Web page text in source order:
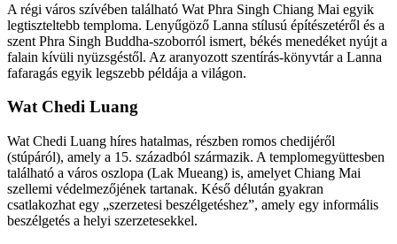
A régi város szívében található Wat Phra Singh Chiang Mai egyik
legtiszteltebb temploma. Lenyűgöző Lanna stílusú építészetéről és a
szent Phra Singh Buddha-szoborról ismert, békés menedéket nyújt a
falain kívüli nyüzsgéstől. Az aranyozott szentírás-könyvtár a Lanna
fafaragás egyik legszebb példája a világon.
Wat Chedi Luang
Wat Chedi Luang híres hatalmas, részben romos chedijéről
(stúpáról), amely a 15. századból származik. A templomegyüttesben
található a város oszlopa (Lak Mueang) is, amelyet Chiang Mai
szellemi védelmezőjének tartanak. Késő délután gyakran
csatlakozhat egy „szerzetesi beszélgetéshez”, amely egy informális
beszélgetés a helyi szerzetesekkel.